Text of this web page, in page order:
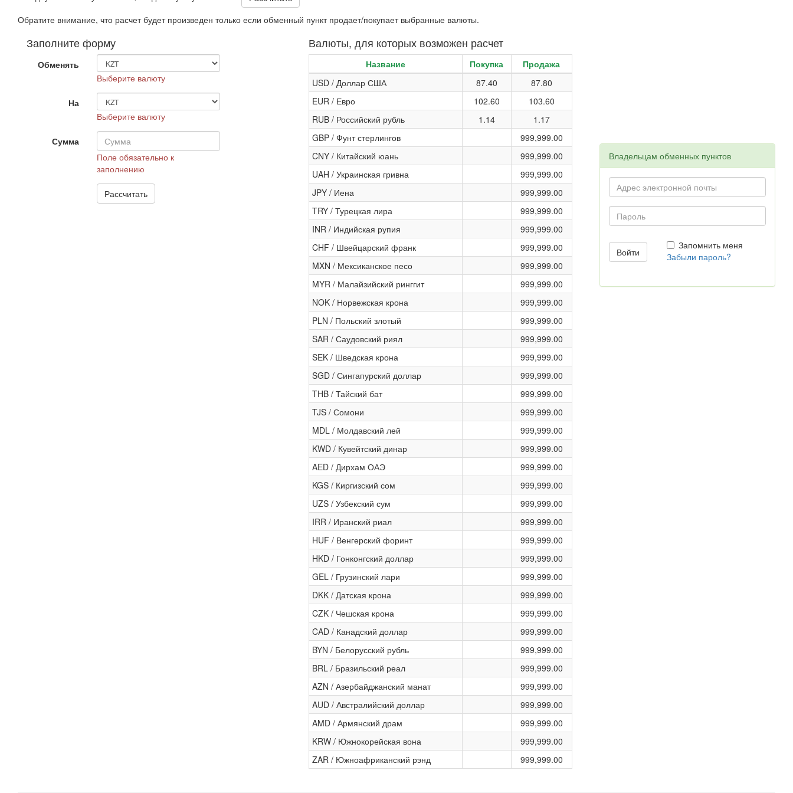
Обратите внимание, что расчет будет произведен только если обменный пункт продает/покупает выбранные валюты.
Заполните форму
Обменять
Выберите валюту
На
Выберите валюту
Сумма
Поле обязательно к
заполнению
Валюты, для которых возможен расчет
Название Покупка
Продажа
USD / Доллар США
87.40
87.80
EUR / Евро
102.60
103.60
RUB / Российский рубль
1.14
1.17
GBP / Фунт стерлингов
999,999.00
CNY / Китайский юань
999,999.00
UAH / Украинская гривна
999,999.00
JPY / Иена
999,999.00
TRY / Турецкая лира
999,999.00
INR / Индийская рупия
999,999.00
CHF / Швейцарский франк
999,999.00
MXN / Мексиканское песо
999,999.00
MYR / Малайзийский ринггит
999,999.00
NOK / Норвежская крона
999,999.00
PLN / Польский злотый
999,999.00
SAR / Саудовский риял
999,999.00
SEK / Шведская крона
999,999.00
SGD / Сингапурский доллар
999,999.00
THB / Тайский бат
999,999.00
TJS / Сомони
999,999.00
MDL / Молдавский лей
999,999.00
KWD / Кувейтский динар
999,999.00
AED / Дирхам ОАЭ
999,999.00
KGS / Киргизский сом
999,999.00
UZS / Узбекский сум
999,999.00
IRR / Иранский риал
999,999.00
HUF / Венгерский форинт
999,999.00
HKD / Гонконгский доллар
999,999.00
GEL / Грузинский лари
999,999.00
DKK / Датская крона
999,999.00
CZK / Чешская крона
999,999.00
CAD / Канадский доллар
999,999.00
BYN / Белорусский рубль
999,999.00
BRL / Бразильский реал
999,999.00
AZN / Азербайджанский манат
999,999.00
AUD / Австралийский доллар
999,999.00
AMD / Армянский драм
999,999.00
KRW / Южнокорейская вона
999,999.00
ZAR / Южноафриканский рэнд
999,999.00
Владельцам обменных пунктов
Запомнить меня
Забыли пароль?